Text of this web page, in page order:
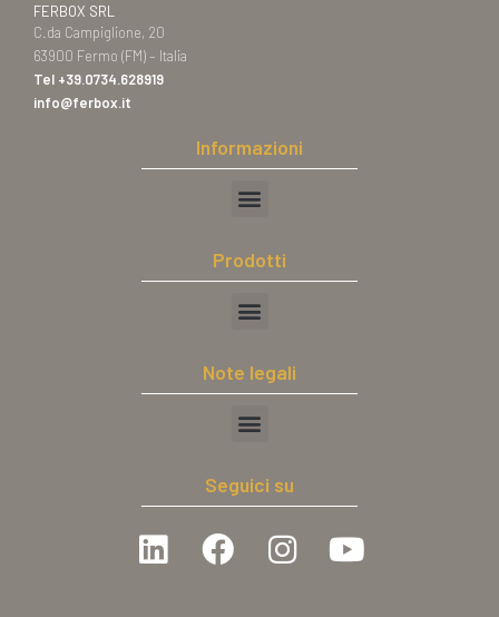
FERBOX SRL
C.da Campiglione, 20
63900 Fermo (FM) – Italia
Tel +39.0734.628919
info@ferbox.it
Informazioni
Prodotti
Note legali
Seguici su